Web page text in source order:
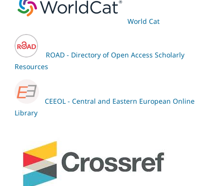
World Cat
ROAD - Directory of Open Access Scholarly
Resources
CEEOL - Central and Eastern European Online
Library